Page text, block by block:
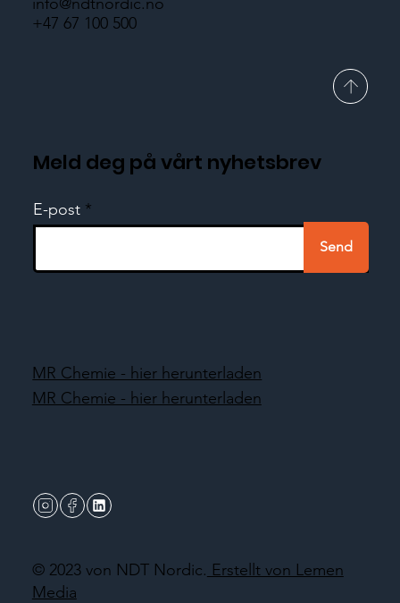
+47 67 100 500
Meld deg på vårt nyhetsbrev
E-post
Send
© 2023 von NDT Nordic. Erstellt von Lemen
Media
MR Chemie - hier herunterladen
MR Chemie - hier herunterladen